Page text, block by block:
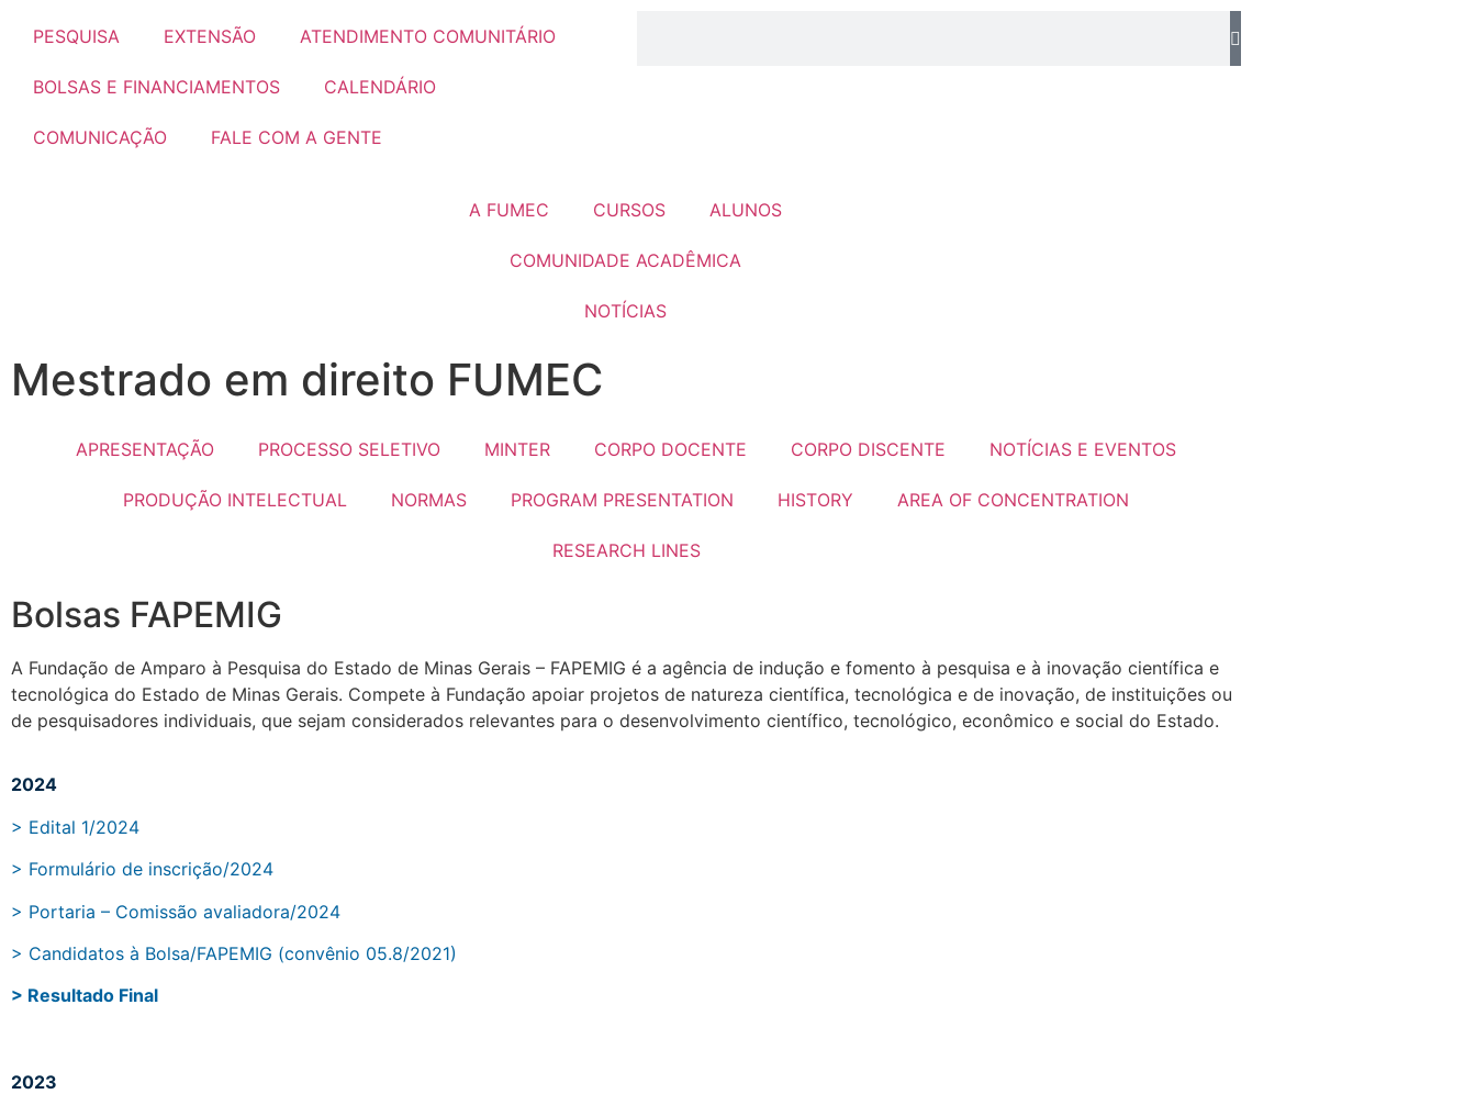
PESQUISA EXTENSÃO ATENDIMENTO COMUNITÁRIO
BOLSAS E FINANCIAMENTOS CALENDÁRIO
COMUNICAÇÃO FALE COM A GENTE
A FUMEC CURSOS ALUNOS
COMUNIDADE ACADÊMICA
NOTÍCIAS
Mestrado em direito FUMEC
APRESENTAÇÃO PROCESSO SELETIVO MINTER CORPO DOCENTE CORPO DISCENTE NOTÍCIAS E EVENTOS
PRODUÇÃO INTELECTUAL NORMAS PROGRAM PRESENTATION HISTORY AREA OF CONCENTRATION
RESEARCH LINES
Bolsas FAPEMIG
A Fundação de Amparo à Pesquisa do Estado de Minas Gerais – FAPEMIG é a agência de indução e fomento à pesquisa e à inovação científica e
tecnológica do Estado de Minas Gerais. Compete à Fundação apoiar projetos de natureza científica, tecnológica e de inovação, de instituições ou
de pesquisadores individuais, que sejam considerados relevantes para o desenvolvimento científico, tecnológico, econômico e social do Estado.
2024
> Edital 1/2024
> Formulário de inscrição/2024
> Portaria – Comissão avaliadora/2024
> Candidatos à Bolsa/FAPEMIG (convênio 05.8/2021)
> Resultado Final
2023